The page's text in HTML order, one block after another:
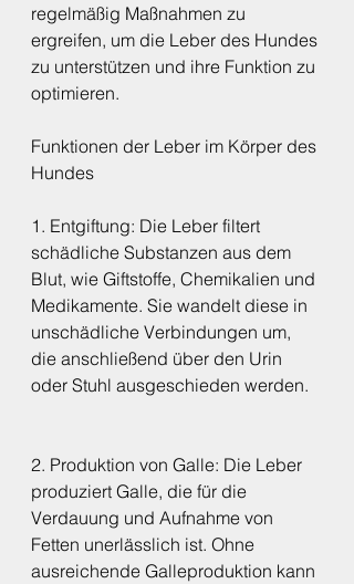
regelmäßig Maßnahmen zu
ergreifen, um die Leber des Hundes
zu unterstützen und ihre Funktion zu
optimieren.
Funktionen der Leber im Körper des
Hundes
1. Entgiftung: Die Leber filtert
schädliche Substanzen aus dem
Blut, wie Giftstoffe, Chemikalien und
Medikamente. Sie wandelt diese in
unschädliche Verbindungen um,
die anschließend über den Urin
oder Stuhl ausgeschieden werden.
2. Produktion von Galle: Die Leber
produziert Galle, die für die
Verdauung und Aufnahme von
Fetten unerlässlich ist. Ohne
ausreichende Galleproduktion kann